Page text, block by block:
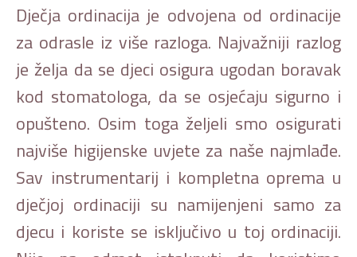
Dječja ordinacija je odvojena od ordinacije
za odrasle iz više razloga. Najvažniji razlog
je želja da se djeci osigura ugodan boravak
kod stomatologa, da se osjećaju sigurno i
opušteno. Osim toga željeli smo osigurati
najviše higijenske uvjete za naše najmlađe.
Sav instrumentarij i kompletna oprema u
dječjoj ordinaciji su namijenjeni samo za
djecu i koriste se isključivo u toj ordinaciji.